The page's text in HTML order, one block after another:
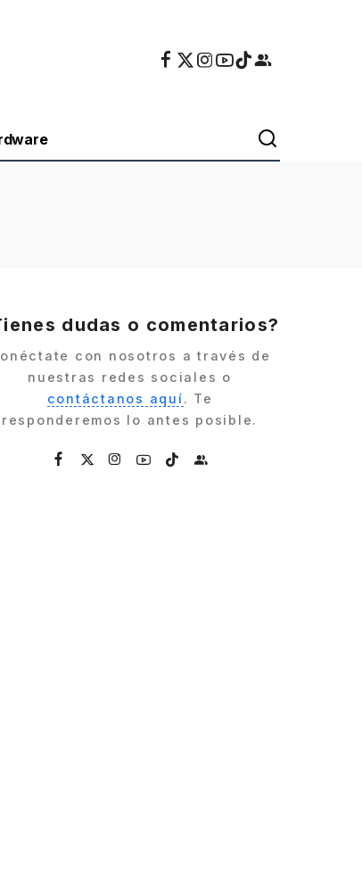
dudas o comentarios?
con nosotros a través de
nuestras redes sociales o
contáctanos aquí. Te
responderemos lo antes posible.